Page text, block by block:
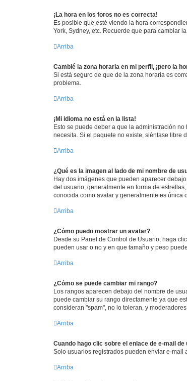
¡La hora en los foros no es correcta!
Es posible que esté viendo la hora
York, Sydney, etc. Recuerde que para cambiar
Arriba
Cambié la zona horaria en mi perfil, ¡pero la
Si está seguro de que de la zona horaria es
problema.
Arriba
¡Mi idioma no está en la lista!
Esto se puede deber a que la administración
necesita. Si el paquete no existe, siéntase libre
Arriba
¿Qué es la imagen al lado de mi nombre de
Hay dos imágenes que pueden aparecer
del usuario, generalmente en forma de
conocida como avatar y generalmente es única
Arriba
¿Cómo puedo mostrar un avatar?
Desde su Panel de Control de Usuario, haga
pueden usar o no y en que tamaño y peso
Arriba
¿Cómo se puede cambiar mi rango?
Los rangos aparecen debajo del nombre de
puede cambiar su rango directamente ya que
consideran "spam", no lo toleran, y
Arriba
Cuando hago clic sobre el enlace de e-mail
Solo usuarios registrados pueden enviar e-mail
Arriba